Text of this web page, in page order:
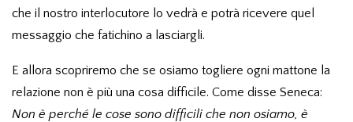
che il nostro interlocutore lo vedrà e potrà ricevere quel
messaggio che fatichino a lasciargli.
E allora scopriremo che se osiamo togliere ogni mattone la
relazione non è più una cosa difficile. Come disse Seneca:
Non è perché le cose sono difficili che non osiamo, è